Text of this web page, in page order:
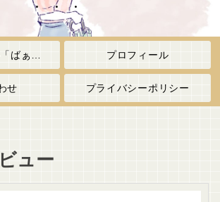
プロフィール
せ プライバシーポリシー
ュー